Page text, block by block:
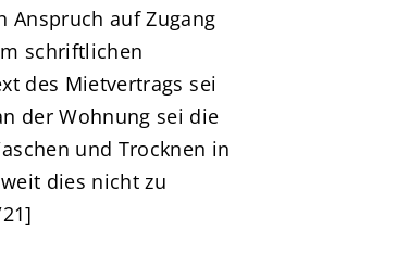
Anspruch auf Zugang
schriftlichen
des Mietvertrags sei
der Wohnung sei die
und Trocknen in
dies nicht zu